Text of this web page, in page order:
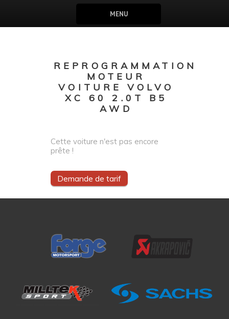
MENU
REPROGRAMMATION
MOTEUR
VOITURE VOLVO
XC 60 2.0T B5
AWD
Cette voiture n'est pas encore
prête !
Demande de tarif